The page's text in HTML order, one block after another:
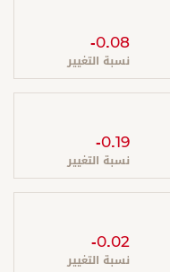
-0.08
نسبة التغيير
-0.19
نسبة التغيير
-0.02
نسبة التغيير